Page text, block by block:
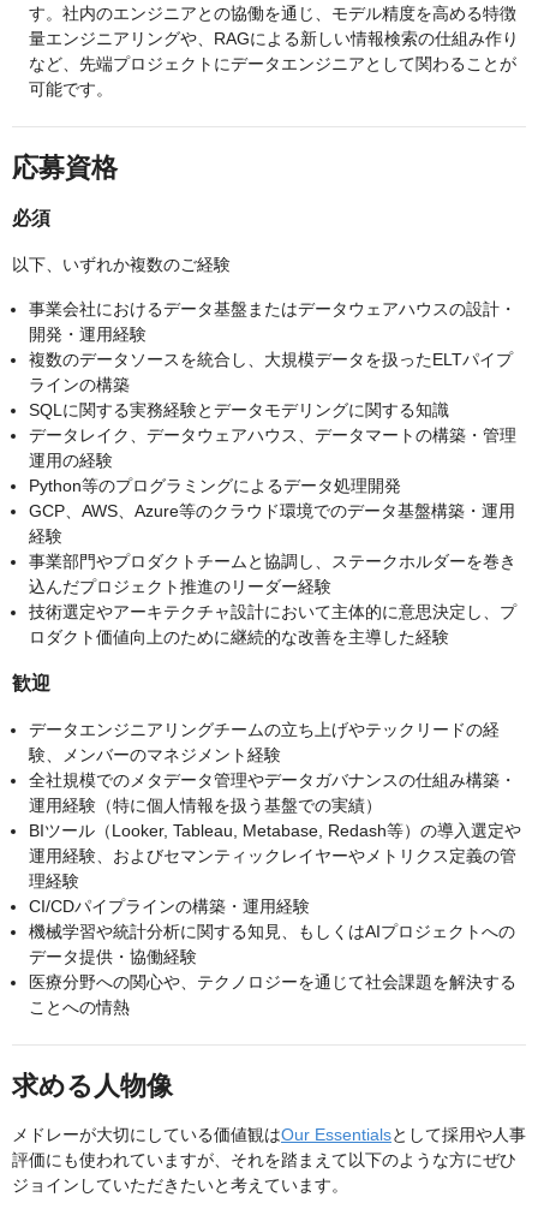
す。社内のエンジニアとの協働を通じ、モデル精度を高める特徴
量エンジニアリングや、RAGによる新しい情報検索の仕組み作り
など、先端プロジェクトにデータエンジニアとして関わることが
可能です。
応募資格
必須
以下、いずれか複数のご経験
事業会社におけるデータ基盤またはデータウェアハウスの設計・
開発・運用経験
複数のデータソースを統合し、大規模データを扱ったELTパイプ
ラインの構築
SQLに関する実務経験とデータモデリングに関する知識
データレイク、データウェアハウス、データマートの構築・管理
運用の経験
Python等のプログラミングによるデータ処理開発
GCP、AWS、Azure等のクラウド環境でのデータ基盤構築・運用
経験
事業部門やプロダクトチームと協調し、ステークホルダーを巻き
込んだプロジェクト推進のリーダー経験
技術選定やアーキテクチャ設計において主体的に意思決定し、プ
ロダクト価値向上のために継続的な改善を主導した経験
歓迎
データエンジニアリングチームの立ち上げやテックリードの経
験、メンバーのマネジメント経験
全社規模でのメタデータ管理やデータガバナンスの仕組み構築・
運用経験（特に個人情報を扱う基盤での実績）
BIツール（Looker, Tableau, Metabase, Redash等）の導入選定や
運用経験、およびセマンティックレイヤーやメトリクス定義の管
理経験
CI/CDパイプラインの構築・運用経験
機械学習や統計分析に関する知見、もしくはAIプロジェクトへの
データ提供・協働経験
医療分野への関心や、テクノロジーを通じて社会課題を解決する
ことへの情熱
求める人物像
メドレーが大切にしている価値観はOur Essentialsとして採用や人事
評価にも使われていますが、それを踏まえて以下のような方にぜひ
ジョインしていただきたいと考えています。